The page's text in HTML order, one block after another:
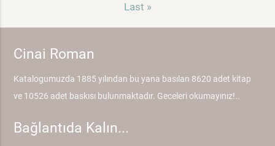
Last »
Cinai Roman
Katalogumuzda 1885 yılından bu yana basılan 8620 adet kitap
ve 10526 adet baskısı bulunmaktadır. Geceleri okumayınız!..
Bağlantıda Kalın...